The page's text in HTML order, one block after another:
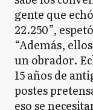
gente que
22.250”,
“Además,
un obrador.
15 años de
postes
eso se